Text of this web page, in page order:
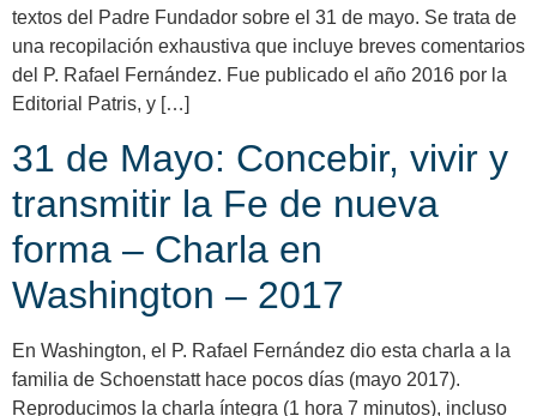
textos del Padre Fundador sobre el 31 de mayo. Se trata de
una recopilación exhaustiva que incluye breves comentarios
del P. Rafael Fernández. Fue publicado el año 2016 por la
Editorial Patris, y […]
31 de Mayo: Concebir, vivir y
transmitir la Fe de nueva
forma – Charla en
Washington – 2017
En Washington, el P. Rafael Fernández dio esta charla a la
familia de Schoenstatt hace pocos días (mayo 2017).
Reproducimos la charla íntegra (1 hora 7 minutos), incluso